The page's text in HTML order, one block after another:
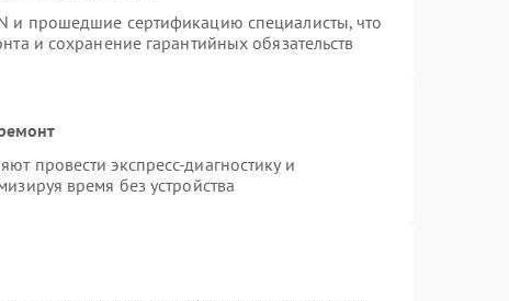
и прошедшие сертификацию специалисты, что
и сохранение гарантийных обязательств
провести экспресс-диагностику и
время без устройства